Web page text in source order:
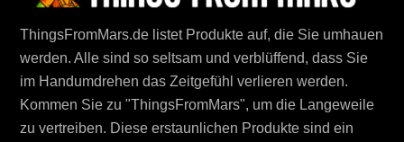
ThingsFromMars.de listet Produkte auf, die Sie umhauen
werden. Alle sind so seltsam und verblüffend, dass Sie
im Handumdrehen das Zeitgefühl verlieren werden.
Kommen Sie zu "ThingsFromMars", um die Langeweile
zu vertreiben. Diese erstaunlichen Produkte sind ein